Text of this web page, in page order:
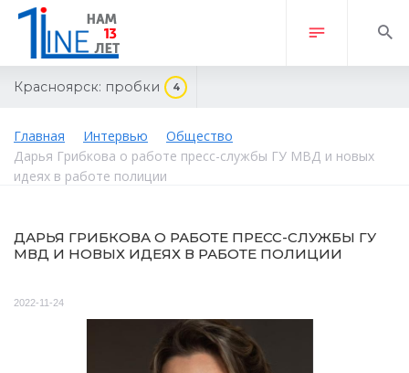
Красноярск: пробки 4
Главная Интервью
Общество
Дарья Грибкова о работе пресс-службы ГУ МВД и новых
идеях в работе полиции
ДАРЬЯ ГРИБКОВА О РАБОТЕ ПРЕСС-СЛУЖБЫ ГУ
МВД И НОВЫХ ИДЕЯХ В РАБОТЕ ПОЛИЦИИ
2022-11-24